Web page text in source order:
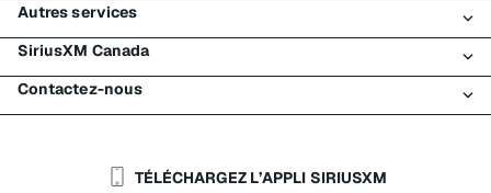
Mon essai SiriusXM
Mon abonnement
Essai gratuit de SiriusXM
Magasiner
Connexion
Enregistrement
Effectuer un paiement
Transfert de service
Autres services
Traffic et Travel
Entreprises
SiriusXM Canada
À propos de SiriusXM
Contactez-nous
Aide et soutienTÉLÉCHARGEZ L’APPLI SIRIUSXM